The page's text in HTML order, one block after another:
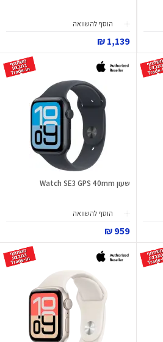
הוסף להשוואה
1,139 ₪
שעון Watch SE3 GPS 40mm
הוסף להשוואה
959 ₪